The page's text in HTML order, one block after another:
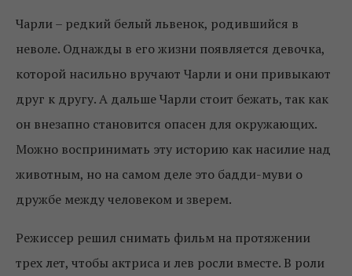
Чарли – редкий белый львенок, родившийся в
неволе. Однажды в его жизни появляется девочка,
которой насильно вручают Чарли и они привыкают
друг к другу. А дальше Чарли стоит бежать, так как
он внезапно становится опасен для окружающих.
Можно воспринимать эту историю как насилие над
животным, но на самом деле это бадди-муви о
дружбе между человеком и зверем.
Режиссер решил снимать фильм на протяжении
трех лет, чтобы актриса и лев росли вместе. В роли